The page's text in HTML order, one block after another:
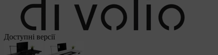
Доступні версії